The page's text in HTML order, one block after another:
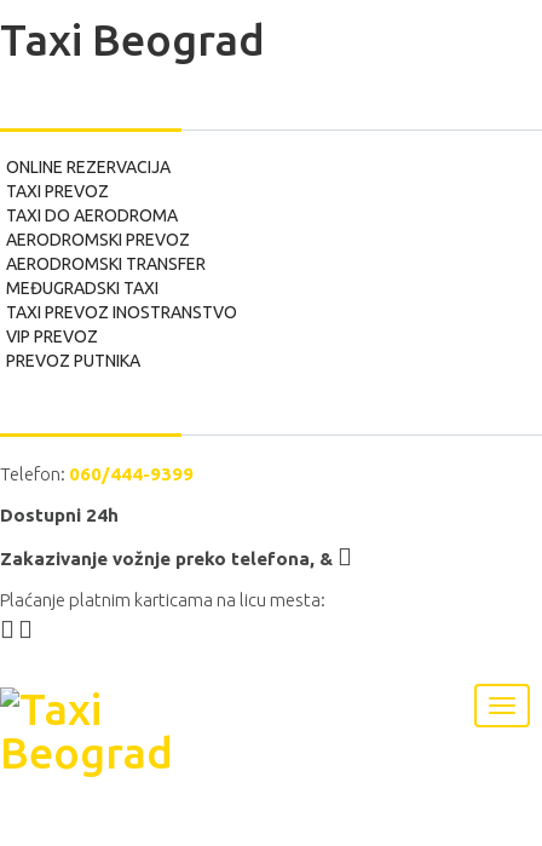
Taxi Beograd
ONLINE REZERVACIJA
TAXI PREVOZ
TAXI DO AERODROMA
AERODROMSKI PREVOZ
AERODROMSKI TRANSFER
MEĐUGRADSKI TAXI
TAXI PREVOZ INOSTRANSTVO
VIP PREVOZ
PREVOZ PUTNIKA
Telefon: 060/444-9399
Dostupni 24h
Zakazivanje vožnje preko telefona, &
Plaćanje platnim karticama na licu mesta: